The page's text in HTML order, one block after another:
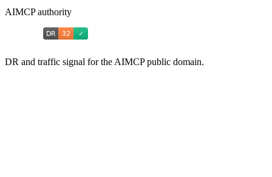
AIMCP authority
DR and traffic signal for the AIMCP public domain.